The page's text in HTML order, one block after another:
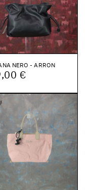
NERO - ARRON
€